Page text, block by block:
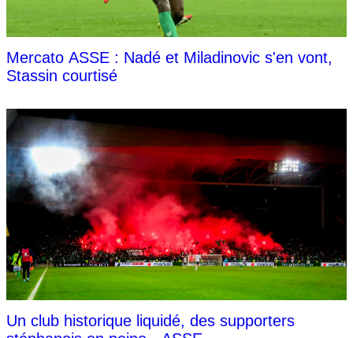
Mercato ASSE : Nadé et Miladinovic s'en vont,
Stassin courtisé
Un club historique liquidé, des supporters